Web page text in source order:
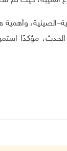
مؤكدًا